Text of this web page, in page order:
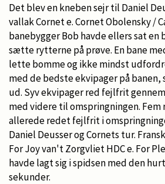
Det blev en kneben sejr til Daniel
vallak Cornet e. Cornet Obolensky /
banebygger Bob havde ellers sat en
sætte rytterne på prøve. En bane
lette bomme og ikke mindst
med de bedste ekvipager på
ud. Syv ekvipager red fejlfrit
med videre til omspringningen.
allerede redet fejlfrit i
Daniel Deusser og Cornets tur.
For Joy van't Zorgvliet HDC e. For
havde lagt sig i spidsen med den
sekunder.